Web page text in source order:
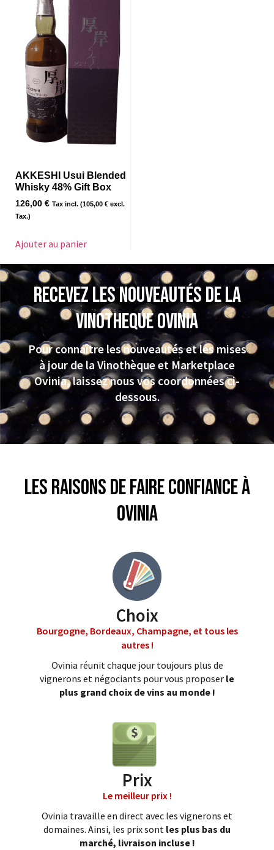
AKKESHI Usui Blended
Whisky 48% Gift Box
126,00 € Tax incl. (105,00 € excl.
Tax.)
Ajouter au panier
Recevez les nouveautés de la
VINOTHEQUE Ovinia
Pour connaître les nouveautés et les mises
à jour de la Vinothèque et Marketplace
Ovinia, laissez nous vos coordonnées ci-
dessous.
Les raisons de faire confiance à
Ovinia
Choix
Bourgogne, Bordeaux, Champagne, et tous les
autres !
Ovinia réunit chaque jour toujours plus de
vignerons et négociants pour vous proposer le
plus grand choix de vins au monde !
Prix
Le meilleur prix !
Ovinia travaille en direct avec les vignerons et
domaines. Ainsi, les prix sont les plus bas du
marché, livraison incluse !